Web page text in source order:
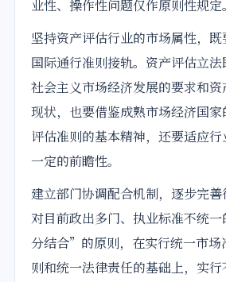
业性、操作性问题仅作原则性规定。
坚持资产评估行业的市场属性，
国际通行准则接轨。资产评估立
社会主义市场经济发展的要求和
现状，也要借鉴成熟市场经济国
评估准则的基本精神，还要适应
一定的前瞻性。
建立部门协调配合机制，逐步完
对目前政出多门、执业标准不统
分结合”的原则，在实行统一市场
则和统一法律责任的基础上，实